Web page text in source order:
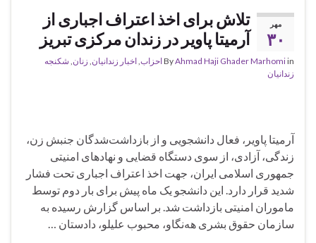
مهر
۳۰
تلاش برای اخذ اعتراف اجباری از
آرمیتا پاویر در زندان مرکزی تبریز
ByAhmad Haji Ghader Marhomiin احزاب,اخبار زندانیان, زنان, شکنجه
زندانیان
آرمیتا پاویر، فعال دانشجویی و از بازداشت‌شدگان جنبش زن،
زندگی، آزادی، از سوی دستگاه قضایی و نهادهای امنیتی
جمهوری اسلامی ایران، جهت اخذ اعتراف اجباری تحت فشار
شدید قرار دارد. این دانشجو یک ماه پیش برای بار دوم توسط
ماموران امنیتی بازداشت شد. بر اساس گزارش رسیده به
سازمان حقوق بشری هه‌نگاو، محبوب علیلو، دادستان …